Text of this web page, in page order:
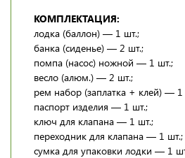
КОМПЛЕКТАЦИЯ:
лодка (баллон) — 1 шт.;
банка (сиденье) — 2 шт.;
помпа (насос) ножной — 1 шт.;
весло (алюм.) — 2 шт.;
рем набор (заплатка + клей) — 1
паспорт изделия — 1 шт.;
ключ для клапана — 1 шт.;
переходник для клапана — 1 шт.;
сумка для упаковки лодки — 1